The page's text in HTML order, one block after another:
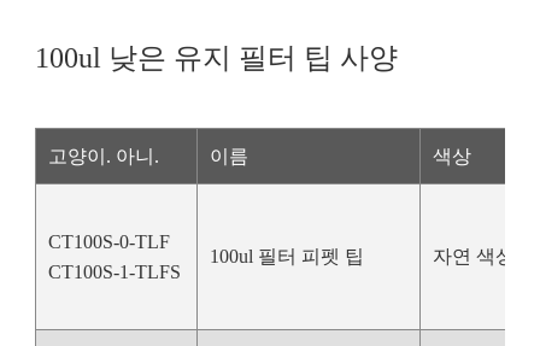
100ul 낮은 유지 필터 팁 사양
고양이. 아니. 이름 색상
CT100S-0-TLF
CT100S-1-TLFS
100ul 필터 피펫 팁 자연 색상